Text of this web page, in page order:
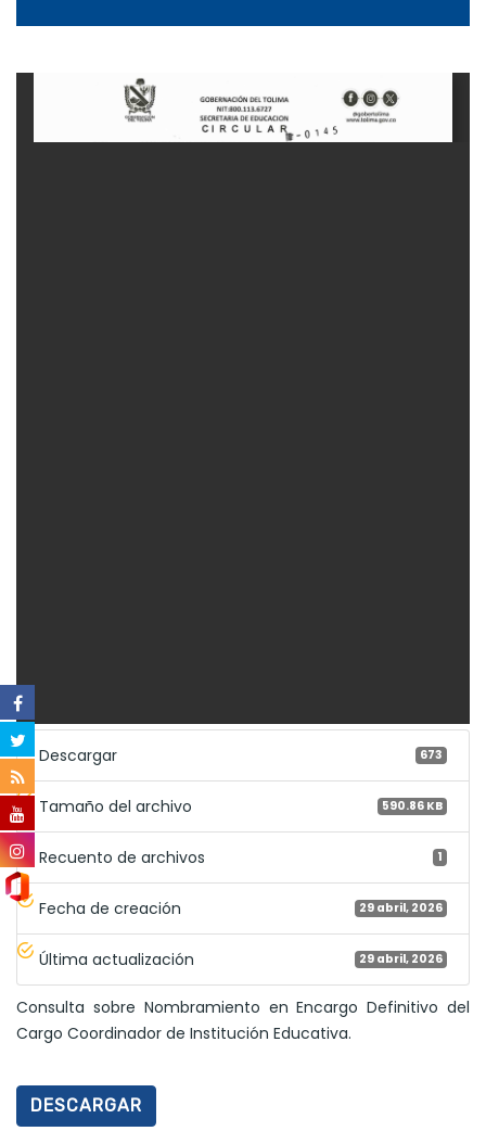
Descargar 673
Tamaño del archivo 590.86 KB
Recuento de archivos 1
Fecha de creación 29 abril, 2026
Última actualización 29 abril, 2026
Consulta sobre Nombramiento en Encargo Definitivo del
Cargo Coordinador de Institución Educativa.
DESCARGAR